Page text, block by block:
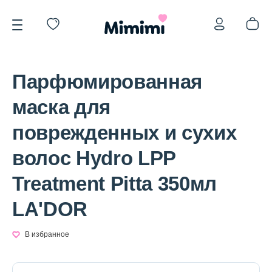
*OVERSTOCK -30%
Уход за лицом
Волосы
Парфюмированная
маска для
поврежденных и сухих
волос Hydro LPP
Treatment Pitta 350мл
LA'DOR
В избранное